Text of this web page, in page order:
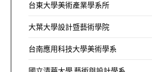
台東大學美術產業學系所
大葉大學設計暨藝術學院
台南應用科技大學美術學系